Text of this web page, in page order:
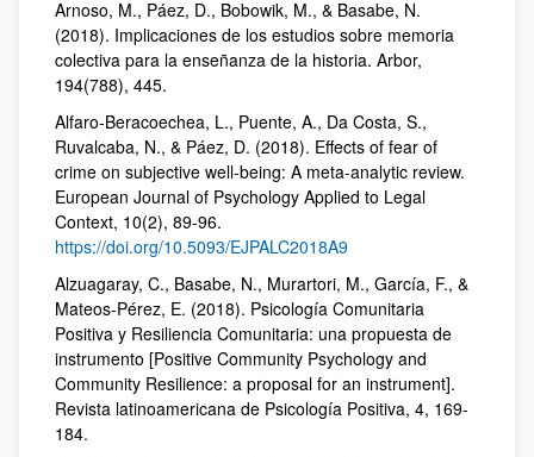
Arnoso, M., Páez, D., Bobowik, M., & Basabe, N.
(2018). Implicaciones de los estudios sobre memoria
colectiva para la enseñanza de la historia. Arbor,
194(788), 445.
Alfaro-Beracoechea, L., Puente, A., Da Costa, S.,
Ruvalcaba, N., & Páez, D. (2018). Effects of fear of
crime on subjective well-being: A meta-analytic review.
European Journal of Psychology Applied to Legal
Context, 10(2), 89-96.
https://doi.org/10.5093/EJPALC2018A9
Alzuagaray, C., Basabe, N., Murartori, M., García, F., &
Mateos-Pérez, E. (2018). Psicología Comunitaria
Positiva y Resiliencia Comunitaria: una propuesta de
instrumento [Positive Community Psychology and
Community Resilience: a proposal for an instrument].
Revista latinoamericana de Psicología Positiva, 4, 169-
184.